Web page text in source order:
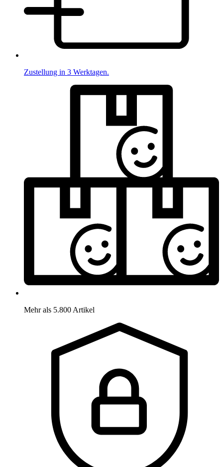
Zustellung in 3 Werktagen.
Mehr als 5.800 Artikel